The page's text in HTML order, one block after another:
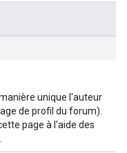
unique l'auteur
de profil du forum).
page à l'aide des